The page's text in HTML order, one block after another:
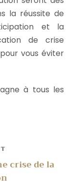
la réussite de
et la
de crise
vous éviter
à tous les
crise de la